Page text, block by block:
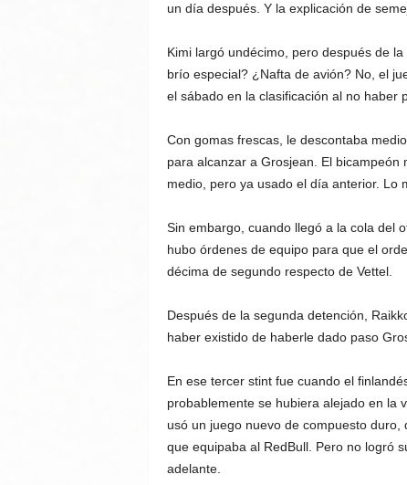
un día después. Y la explicación de
Kimi largó undécimo, pero después de
brío especial? ¿Nafta de avión? No, el
el sábado en la clasificación al no haber
Con gomas frescas, le descontaba
para alcanzar a Grosjean. El
medio, pero ya usado el día anterior. Lo
Sin embargo, cuando llegó a la cola del
hubo órdenes de equipo para que el
décima de segundo respecto de Vettel.
Después de la segunda detención,
haber existido de haberle dado paso
En ese tercer stint fue cuando el
probablemente se hubiera alejado en la
usó un juego nuevo de compuesto
que equipaba al RedBull. Pero no logró
adelante.